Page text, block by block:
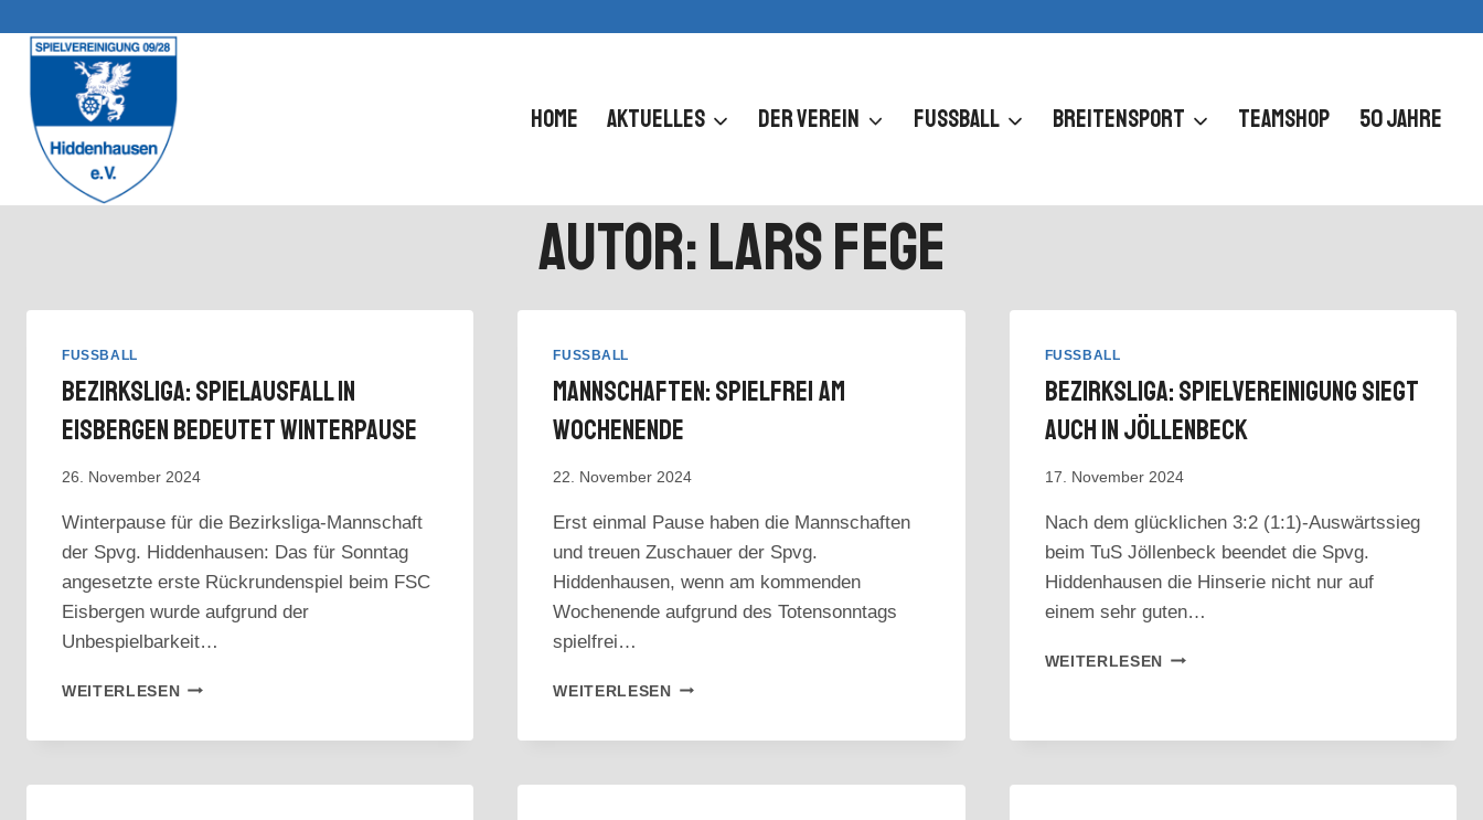
Inhalt
HOME AKTUELLES DER VEREIN FUSSBALL BREITENSPORT TEAMSHOP 50 JAHRE
Autor: Lars Fege
FUSSBALL
Bezirksliga: Spielausfall In
Eisbergen Bedeutet Winterpause
26. November 2024
Winterpause für die Bezirksliga-Mannschaft
der Spvg. Hiddenhausen: Das für Sonntag
angesetzte erste Rückrundenspiel beim FSC
Eisbergen wurde aufgrund der
Unbespielbarkeit…
WEITERLESENBEZIRKSLIGA:
FUSSBALL
Mannschaften: Spielfrei Am
Wochenende
22. November 2024
Erst einmal Pause haben die Mannschaften
und treuen Zuschauer der Spvg.
Hiddenhausen, wenn am kommenden
Wochenende aufgrund des Totensonntags
spielfrei…
WEITERLESENMANNSCHAFTEN:
FUSSBALL
Bezirksliga: Spielvereinigung Siegt
Auch In Jöllenbeck
17. November 2024
Nach dem glücklichen 3:2 (1:1)-Auswärtssieg
beim TuS Jöllenbeck beendet die Spvg.
Hiddenhausen die Hinserie nicht nur auf
einem sehr guten…
WEITERLESEN BEZIRKSLIGA: